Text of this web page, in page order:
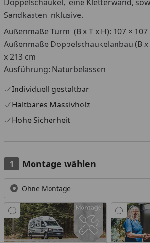
Doppelschaukel, eine Kletterwand,
Sandkasten inklusive.
Außenmaße Turm (B x T x H): 107 × 107
Außenmaße Doppelschaukelanbau (B x
x 213 cm
Ausführung: Naturbelassen
Individuell gestaltbar
Haltbares Massivholz
Hohe Sicherheit
Montage wählen
Ohne Montage